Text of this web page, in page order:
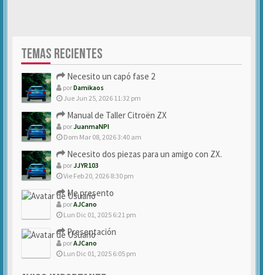
TEMAS RECIENTES
Necesito un capó fase 2
porDamikaos
Jue Jun 25, 2026 11:32 pm
Manual de Taller Citroën ZX
porJuanmaNPI
Dom Mar 08, 2026 3:40 am
Necesito dos piezas para un amigo con ZX.
porJJYR103
Vie Feb 20, 2026 8:30 pm
Me presento
porAJCano
Lun Dic 01, 2025 6:21 pm
Presentación
porAJCano
Lun Dic 01, 2025 6:05 pm